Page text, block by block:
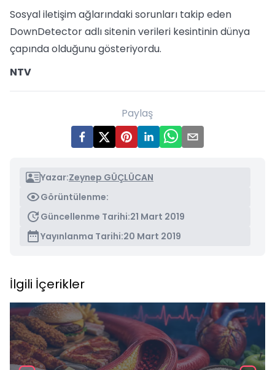
Sosyal iletişim ağlarındaki sorunları takip eden
DownDetector adlı sitenin verileri kesintinin dünya
çapında olduğunu gösteriyordu.
NTV
Paylaş
Yazar:Zeynep GÜÇLÜCAN
Görüntülenme:
Güncellenme Tarihi:21 Mart 2019
Yayınlanma Tarihi:20 Mart 2019
İlgili İçerikler